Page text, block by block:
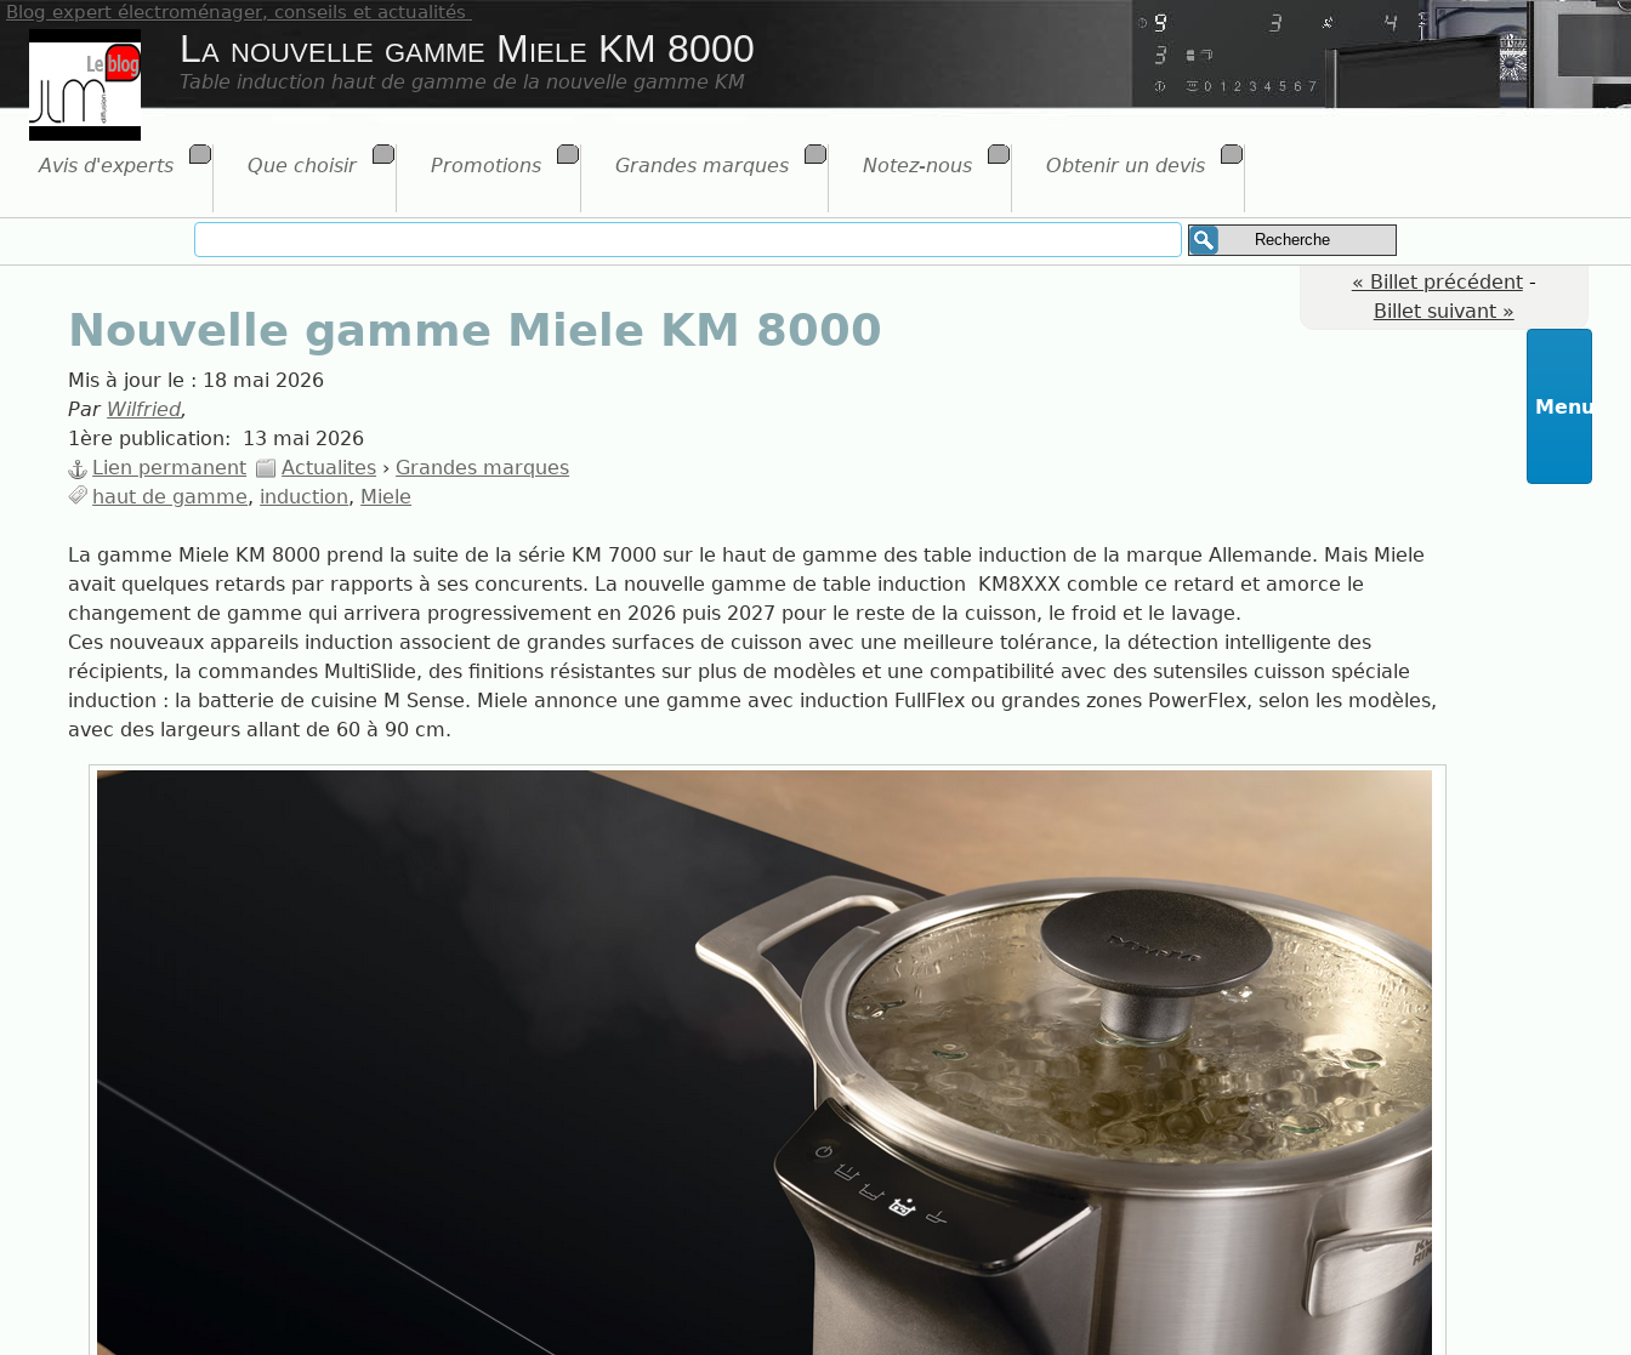
Blog expert électroménager, conseils et actualités
La nouvelle gamme Miele KM 8000
Table induction haut de gamme de la nouvelle gamme KM
Avis d'experts Que choisir Promotions Grandes marques Notez-nous Obtenir un devis
Menu
« Billet précédent -
Billet suivant »
Nouvelle gamme Miele KM 8000
Mis à jour le : 18 mai 2026
Par Wilfried,
1ère publication: 13 mai 2026
Lien permanent
Actualites › Grandes marques
haut de gamme
induction Miele
La gamme Miele KM 8000 prend la suite de la série KM 7000 sur le haut de gamme des table induction de la marque Allemande. Mais Miele
avait quelques retards par rapports à ses concurents. La nouvelle gamme de table induction KM8XXX comble ce retard et amorce le
changement de gamme qui arrivera progressivement en 2026 puis 2027 pour le reste de la cuisson, le froid et le lavage.
Ces nouveaux appareils induction associent de grandes surfaces de cuisson avec une meilleure tolérance, la détection intelligente des
récipients, la commandes MultiSlide, des finitions résistantes sur plus de modèles et une compatibilité avec des sutensiles cuisson spéciale
induction : la batterie de cuisine M Sense. Miele annonce une gamme avec induction FullFlex ou grandes zones PowerFlex, selon les modèles,
avec des largeurs allant de 60 à 90 cm.